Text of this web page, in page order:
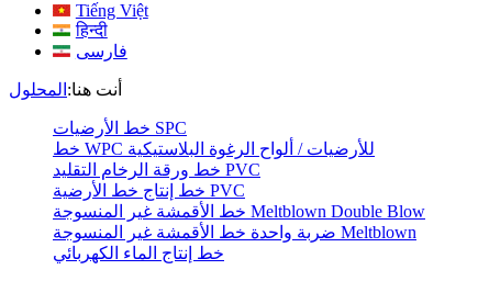
Tiếng Việt
हिन्दी
فارسی
أنت هنا: المحلول
خط الأرضيات SPC
خط WPC للأرضيات / ألواح الرغوة البلاستيكية
خط ورقة الرخام التقليد PVC
خط إنتاج خط الأرضية PVC
خط الأقمشة غير المنسوجة Meltblown Double Blow
ضربة واحدة خط الأقمشة غير المنسوجة Meltblown
خط إنتاج الماء الكهربائي